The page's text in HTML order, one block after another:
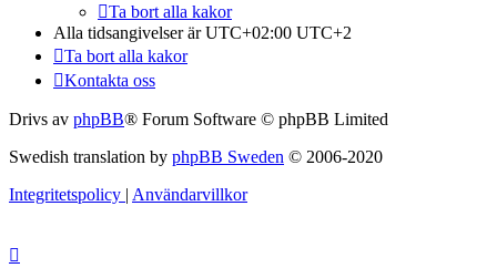
Ta bort alla kakor
Alla tidsangivelser är UTC+02:00 UTC+2
Ta bort alla kakor
Kontakta oss
Drivs av phpBB® Forum Software © phpBB Limited
Swedish translation by phpBB Sweden © 2006-2020
Integritetspolicy Användarvillkor